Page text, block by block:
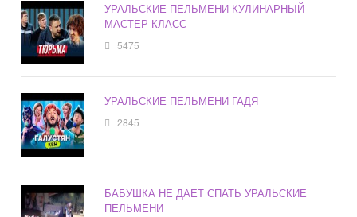
УРАЛЬСКИЕ ПЕЛЬМЕНИ КУЛИНАРНЫЙ
МАСТЕР КЛАСС
5475
УРАЛЬСКИЕ ПЕЛЬМЕНИ ГАДЯ
2845
БАБУШКА НЕ ДАЕТ СПАТЬ УРАЛЬСКИЕ
ПЕЛЬМЕНИ